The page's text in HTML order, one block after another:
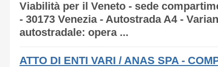
Viabilità per il Veneto - sede
- 30173 Venezia - Autostrada A4 -
autostradale: opera ...
ATTO DI ENTI VARI / ANAS SPA -